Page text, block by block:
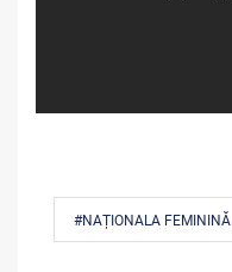
#NAȚIONALA FEMININĂ